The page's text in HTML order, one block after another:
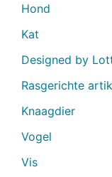
Hond
Kat
Designed by
Rasgerichte
Knaagdier
Vogel
Vis